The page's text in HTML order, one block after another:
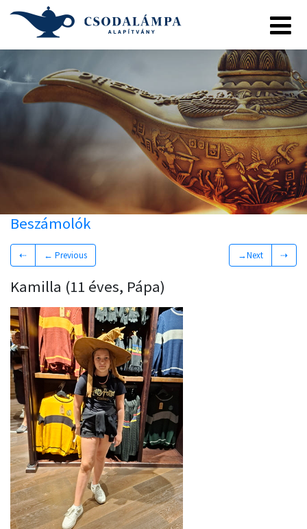
Beszámolók
⇠ ← Previous →Next ⇢
Kamilla (11 éves, Pápa)